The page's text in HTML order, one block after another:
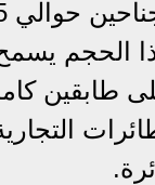
طابقين